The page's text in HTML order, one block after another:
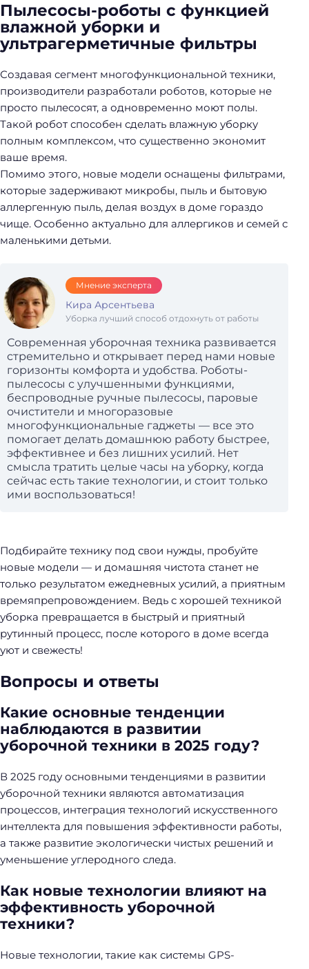
Пылесосы-роботы с функцией
влажной уборки и
ультрагерметичные фильтры
Создавая сегмент многофункциональной техники,
производители разработали роботов, которые не
просто пылесосят, а одновременно моют полы.
Такой робот способен сделать влажную уборку
полным комплексом, что существенно экономит
ваше время.
Помимо этого, новые модели оснащены фильтрами,
которые задерживают микробы, пыль и бытовую
аллергенную пыль, делая воздух в доме гораздо
чище. Особенно актуально для аллергиков и семей с
маленькими детьми.
Мнение эксперта
Кира Арсентьева
Уборка лучший способ отдохнуть от работы
Современная уборочная техника развивается
стремительно и открывает перед нами новые
горизонты комфорта и удобства. Роботы-
пылесосы с улучшенными функциями,
беспроводные ручные пылесосы, паровые
очистители и многоразовые
многофункциональные гаджеты — все это
помогает делать домашнюю работу быстрее,
эффективнее и без лишних усилий. Нет
смысла тратить целые часы на уборку, когда
сейчас есть такие технологии, и стоит только
ими воспользоваться!
Подбирайте технику под свои нужды, пробуйте
новые модели — и домашняя чистота станет не
только результатом ежедневных усилий, а приятным
времяпрепровождением. Ведь с хорошей техникой
уборка превращается в быстрый и приятный
рутинный процесс, после которого в доме всегда
уют и свежесть!
Вопросы и ответы
Какие основные тенденции
наблюдаются в развитии
уборочной техники в 2025 году?
В 2025 году основными тенденциями в развитии
уборочной техники являются автоматизация
процессов, интеграция технологий искусственного
интеллекта для повышения эффективности работы,
а также развитие экологически чистых решений и
уменьшение углеродного следа.
Как новые технологии влияют на
эффективность уборочной
техники?
Новые технологии, такие как системы GPS-
Н
а
й
т
и
: